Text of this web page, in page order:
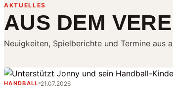
AKTUELLES
AUS DEM
Neuigkeiten, Spielberichte und Termine
HANDBALL 21.07.2026